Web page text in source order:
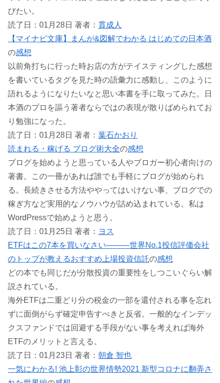
びたい。
読了日：01月28日 著者： 貫成人
【マイナビ文庫】まんが&図解でわかる はじめての日本酒
の感想
以前角打ちに行った時お店の方がテイスティングした感想
を書いているタグを見た時の語彙力に感動し、このように
語れるようになりたいなと思い本書を手に取ってみた。日
本酒のプロを謳う著者ならではの表現が散りばめられてお
り勉強になった。
読了日：01月28日 著者： 葉石かおり
読まれる・稼げる ブログ術大全の感想
ブログを始めようと思っている人やブロガー初心者向けの
著書。この一冊があれば誰でも手軽にブログが始められ
る。長続きさせる方法ややってはいけない事、ブログでの
稼ぎ方など実用的なノウハウが詰め込まれている。私は
WordPressで始めようと思う。
読了日：01月25日 著者： ヨス
ETFはこの7本を買いなさい―――世界No.1投信評価会社
のトップが教えるおすすめ上場投資信託の感想
どの本でも同じだが分散投資の重要性をしつこいぐらい解
説されている。
海外ETFは二重どり分の税金の一部を還付される事を忘れ
ずに面倒がらず確定申告すべきと反省。一般的なインデッ
クスファンドでは回避する手段がない事を考えれば海外
ETFのメリットと言える。
読了日：01月23日 著者： 朝倉 智也
一気にわかる! 池上彰の世界情勢2021 新型コロナに翻弄さ